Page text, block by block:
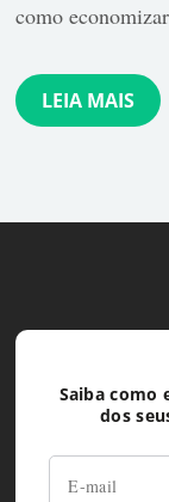
como
LEIA MAIS
Saiba como
dos